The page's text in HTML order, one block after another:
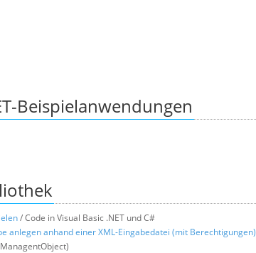
Beispielanwendungen
/ Code in Visual Basic .NET und C#
anlegen anhand einer XML-Eingabedatei (mit Berechtigungen)